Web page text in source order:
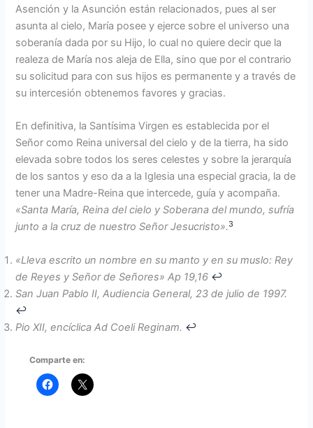
Asención y la Asunción están relacionados, pues al ser
asunta al cielo, María posee y ejerce sobre el universo una
soberanía dada por su Hijo, lo cual no quiere decir que la
realeza de María nos aleja de Ella, sino que por el contrario
su solicitud para con sus hijos es permanente y a través de
su intercesión obtenemos favores y gracias.
En definitiva, la Santísima Virgen es establecida por el
Señor como Reina universal del cielo y de la tierra, ha sido
elevada sobre todos los seres celestes y sobre la jerarquía
de los santos y eso da a la Iglesia una especial gracia, la de
tener una Madre-Reina que intercede, guía y acompaña.
«Santa María, Reina del cielo y Soberana del mundo, sufría
junto a la cruz de nuestro Señor Jesucristo».3
«Lleva escrito un nombre en su manto y en su muslo: Rey
de Reyes y Señor de Señores» Ap 19,16 ↩︎
San Juan Pablo II, Audiencia General, 23 de julio de 1997.
↩︎
Pio XII, encíclica Ad Coeli Reginam. ↩︎
Comparte en: